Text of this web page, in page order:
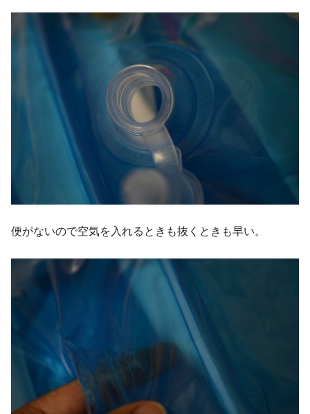
便がないので空気を入れるときも抜くときも早い。